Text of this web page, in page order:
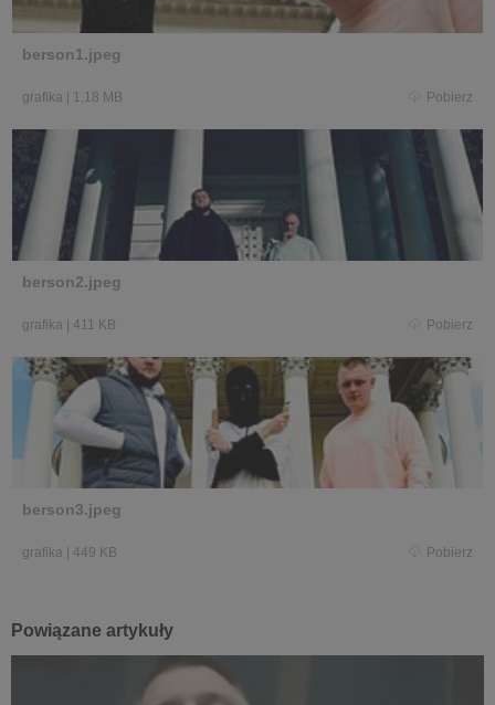
berson1.jpeg
grafika 1,18 MB Pobierz
berson2.jpeg
grafika 411 KB Pobierz
berson3.jpeg
grafika 449 KB Pobierz
Powiązane artykuły